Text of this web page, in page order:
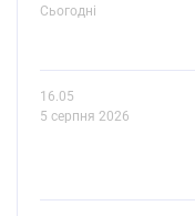
Сьогодні
16.05
5 серпня 2026